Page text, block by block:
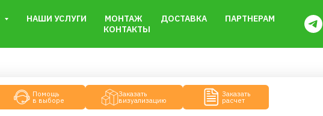
НАШИ УСЛУГИ МОНТАЖ ДОСТАВКА
ПАРТНЕРАМ
КОНТАКТЫ
Помощь
в выборе
Заказать
визуализацию
Заказать
расчет